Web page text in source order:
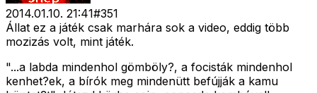
2014.01.10. 21:41#351
Állat ez a játék csak marhára sok a video, eddig több
mozizás volt, mint játék.
"...a labda mindenhol gömböly?, a focisták mindenhol
kenhet?ek, a bírók meg mindenütt befújják a kamu